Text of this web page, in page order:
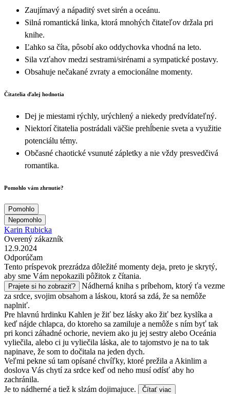
Zaujímavý a nápaditý svet sirén a oceánu.
Silná romantická linka, ktorá mnohých čitateľov držala pri
knihe.
Ľahko sa číta, pôsobí ako oddychovka vhodná na leto.
Sila vzťahov medzi sestrami/sirénami a sympatické postavy.
Obsahuje nečakané zvraty a emocionálne momenty.
Čitatelia ďalej hodnotia
Dej je miestami rýchly, urýchlený a niekedy predvídateľný.
Niektorí čitatelia postrádali väčšie prehĺbenie sveta a využitie
potenciálu témy.
Občasné chaotické vsunuté zápletky a nie vždy presvedčivá
romantika.
Pomohlo vám zhrnutie?
Pomohlo
Nepomohlo
Karin Rubicka
Overený zákazník
12.9.2024
Odporúčam
Tento príspevok prezrádza dôležité momenty deja, preto je skrytý,
aby sme Vám nepokazili pôžitok z čítania.
Prajete si ho zobraziť?
Nádherná kniha s príbehom, ktorý ťa vezme
za srdce, svojim obsahom a láskou, ktorá sa zdá, že sa nemôže
naplniť.
Pre hlavnú hrdinku Kahlen je žiť bez lásky ako žiť bez kyslíka a
keď nájde chlapca, do ktoreho sa zamiluje a nemôže s ním byť tak
pri konci záhadné ochorie, neviem ako ju jej sestry alebo Oceánia
vyliečila, alebo ci ju vyliečila láska, ale to tajomstvo je na to tak
napinave, že som to dočitala na jeden dych.
Veľmi pekne sú tam opísané chvíľky, ktoré prežila a Akinlim a
doslova Vás chytí za srdce keď od neho musí odísť aby ho
zachránila.
Je to nádherné a tiež k slzám dojimajuce.
Čítať viac